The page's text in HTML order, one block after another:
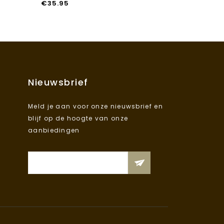
€35.95
Nieuwsbrief
Meld je aan voor onze nieuwsbrief en
blijf op de hoogte van onze
aanbiedingen